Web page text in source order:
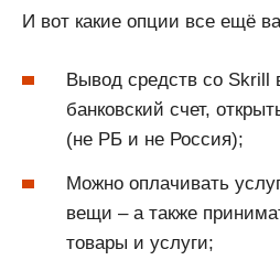
И вот какие опции все ещё
Вывод средств со Skrill
банковский счет,
(не РБ и не Россия);
Можно оплачивать
вещи – а также
товары и услуги;